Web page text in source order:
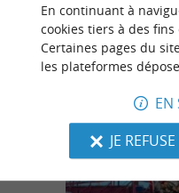
En continuant à
cookies tiers à des fins
Certaines pages du
les plateformes
EN
JE REFUSE